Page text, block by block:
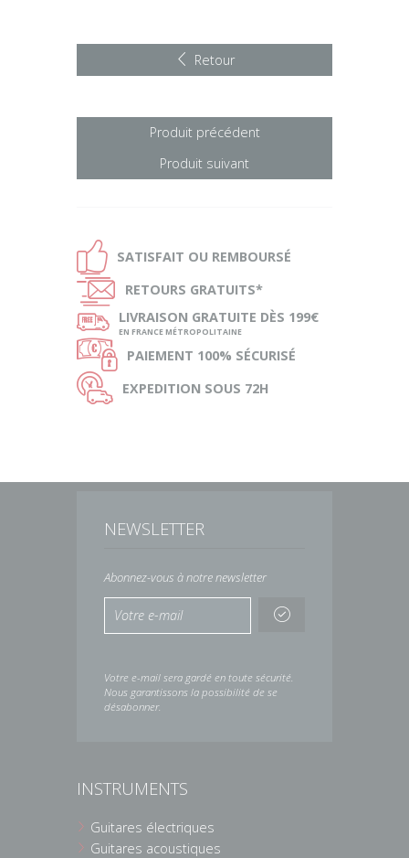
Retour
Produit précédent
Produit suivant
Ð SATISFAIT OU REMBOURSÉ
Ñ RETOURS GRATUITS*
ø LIVRAISON GRATUITE DÈS 199€
EN FRANCE MÉTROPOLITAINE
Ø PAIEMENT 100% SÉCURISÉ
Ù EXPEDITION SOUS 72H
NEWSLETTER
Abonnez-vous à notre newsletter
Votre e-mail sera gardé en toute sécurité.
Nous garantissons la possibilité de se
désabonner.
INSTRUMENTS
Guitares électriques
Guitares acoustiques